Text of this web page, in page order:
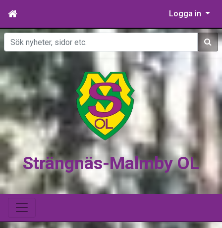
Logga in
Sök
Strängnäs-Malmby OL